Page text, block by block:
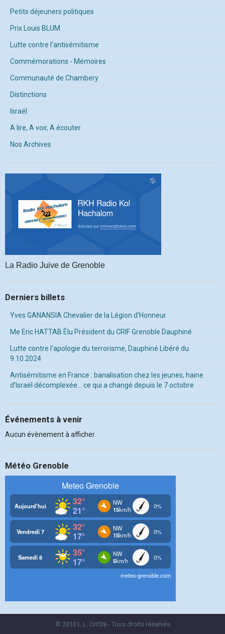
Petits déjeuners politiques
Prix Louis BLUM
Lutte contre l'antisémitisme
Commémorations - Mémoires
Communauté de Chambery
Distinctions
Israël
A lire, A voir, A écouter
Nos Archives
La Radio Juive de Grenoble
Derniers billets
Yves GANANSIA Chevalier de la Légion d'Honneur
Me Eric HATTAB Élu Président du CRIF Grenoble Dauphiné
Lutte contre l'apologie du terrorisme, Dauphiné Libéré du
9.10.2024
Antisémitisme en France : banalisation chez les jeunes, haine
d’Israël décomplexée… ce qui a changé depuis le 7 octobre
Événements à venir
Aucun évènement à afficher.
Météo Grenoble
© 2013 L.L. Crif38 - Tous droits réservés